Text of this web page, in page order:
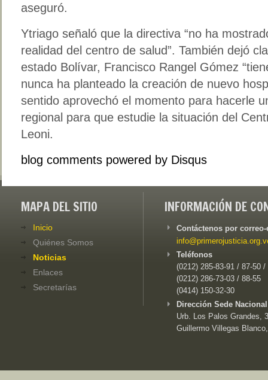
aseguró.
Ytriago señaló que la directiva “no ha
realidad del centro de salud”. También dejó
estado Bolívar, Francisco Rangel Gómez
nunca ha planteado la creación de nuevo
sentido aprovechó el momento para hacerle
regional para que estudie la situación del
Leoni.
blog comments powered by Disqus
MAPA DEL SITIO
Inicio
Quiénes Somos
Noticias
Enlaces
Secretarías
INFORMACIÓN DE
Contáctenos por
Teléfonos
(0212) 285-83-91 / 87-50 /
(0212) 286-73-03 / 88-55
(0414) 150-32-30
Dirección Sede
Urb. Los Palos Grandes,
Guillermo Villegas